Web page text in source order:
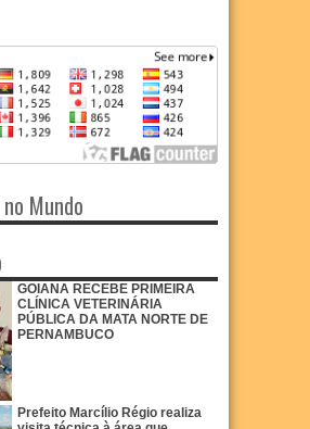
Mundo
GOIANA RECEBE PRIMEIRA
CLÍNICA VETERINÁRIA
PÚBLICA DA MATA NORTE DE
PERNAMBUCO
Prefeito Marcílio Régio realiza